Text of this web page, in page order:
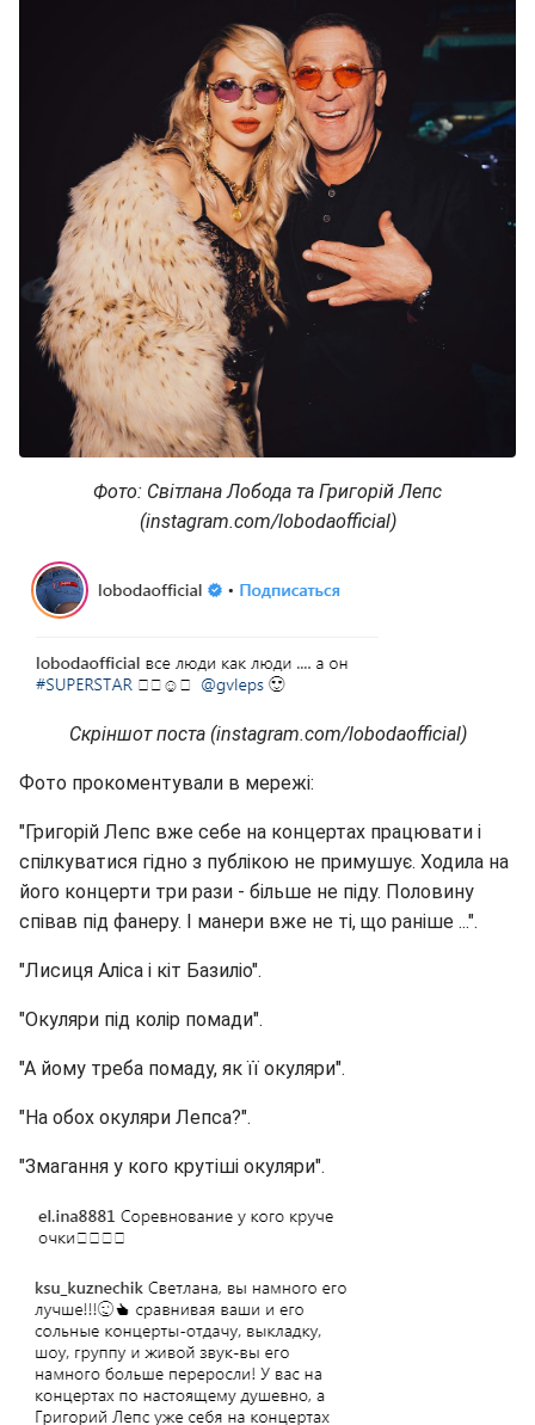
Фото: Світлана Лобода та Григорій Лепс
(instagram.com/lobodaofficial)
Скріншот поста (instagram.com/lobodaofficial)
Фото прокоментували в мережі:
"Григорій Лепс вже себе на концертах працювати і
спілкуватися гідно з публікою не примушує. Ходила на
його концерти три рази - більше не піду. Половину
співав під фанеру. І манери вже не ті, що раніше ...".
"Лисиця Аліса і кіт Базиліо".
"Окуляри під колір помади".
"А йому треба помаду, як її окуляри".
"На обох окуляри Лепса?".
"Змагання у кого крутіші окуляри".